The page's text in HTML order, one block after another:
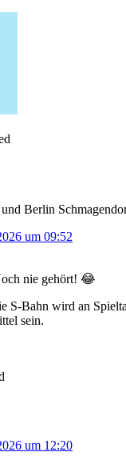
Berlin
um 09:52
nie gehört! 😂
S-Bahn wird an
sein.
um 12:20